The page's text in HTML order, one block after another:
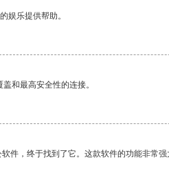
娱乐提供帮助。
和最高安全性的连接。
件，终于找到了它。这款软件的功能非常